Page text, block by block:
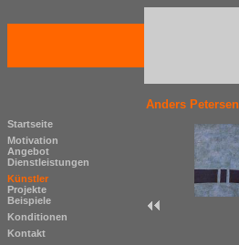
Startseite
Motivation
Angebot
Dienstleistungen
Künstler
Projekte
Beispiele
Konditionen
Kontakt
Anders Petersen